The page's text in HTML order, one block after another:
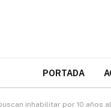
PORTADA
inhabilitar por 10 años